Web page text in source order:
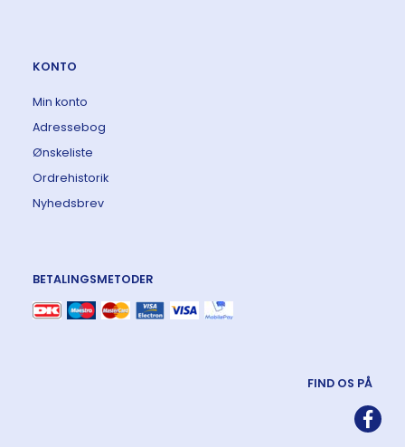
KONTO
Min konto
Adressebog
Ønskeliste
Ordrehistorik
Nyhedsbrev
BETALINGSMETODER
FIND OS PÅ